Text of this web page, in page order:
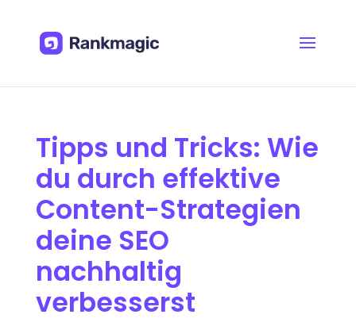
Tipps und Tricks: Wie
du durch effektive
Content-Strategien
deine SEO
nachhaltig
verbesserst